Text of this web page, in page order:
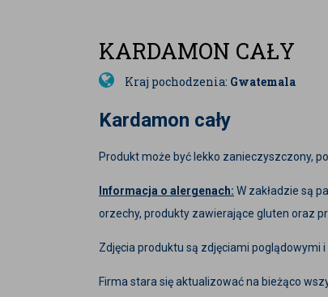
KARDAMON CAŁY
Kraj pochodzenia: Gwatemala
Kardamon cały
Produkt może być lekko zanieczyszczony,
Informacja o alergenach: W zakładzie są
orzechy, produkty zawierające gluten oraz
Zdjęcia produktu są zdjęciami poglądowymi
Firma stara się aktualizować na bieżąco